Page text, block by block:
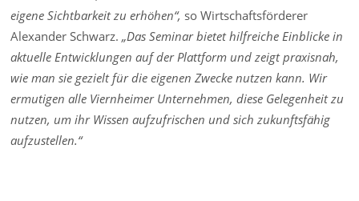
eigene Sichtbarkeit zu erhöhen“, so Wirtschaftsförderer
Alexander Schwarz.„Das Seminar bietet hilfreiche Einblicke in
aktuelle Entwicklungen auf der Plattform und zeigt praxisnah,
wie man sie gezielt für die eigenen Zwecke nutzen kann. Wir
ermutigen alle Viernheimer Unternehmen, diese Gelegenheit zu
nutzen, um ihr Wissen aufzufrischen und sich zukunftsfähig
aufzustellen.“